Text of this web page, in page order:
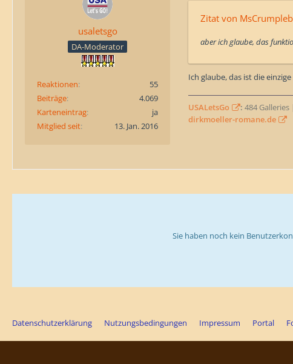
usaletsgo
DA-Moderator
Reaktionen
55
Beiträge
4.069
Karteneintrag
ja
Mitglied seit
13. Jan. 2016
Zitat von
aber ich glaube, das
Ich glaube, das ist die
USALetsGo : 484
dirkmoeller-romane.de
Sie haben noch kein
Datenschutzerklärung Nutzungsbedingungen Impressum Portal